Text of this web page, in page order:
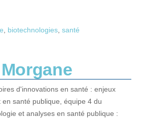
, biotechnologies, santé
d'innovations en santé : enjeux
en santé publique, équipe 4 du
et analyses en santé publique :